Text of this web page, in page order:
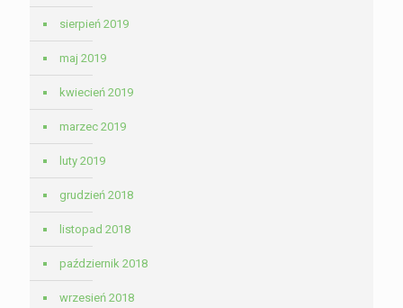
sierpień 2019
maj 2019
kwiecień 2019
marzec 2019
luty 2019
grudzień 2018
listopad 2018
październik 2018
wrzesień 2018